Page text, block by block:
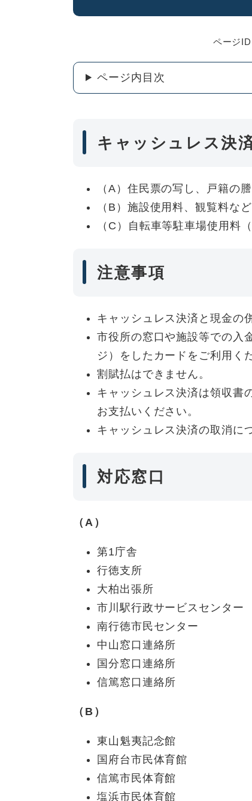
ページ
ページ内目次
キャッシュレス決
（A）住民票の写し、戸籍の
（B）施設使用料、観覧料など
（C）自転車等駐車場使用料
注意事項
キャッシュレス決済と現金の
市役所の窓口や施設等での入
ジ）をしたカードをご利用く
割賦払はできません。
キャッシュレス決済は領収書
お支払いください。
キャッシュレス決済の取消に
対応窓口
（A）
第1庁舎
行徳支所
大柏出張所
市川駅行政サービスセンター
南行徳市民センター
中山窓口連絡所
国分窓口連絡所
信篤窓口連絡所
（B）
東山魁夷記念館
国府台市民体育館
信篤市民体育館
塩浜市民体育館